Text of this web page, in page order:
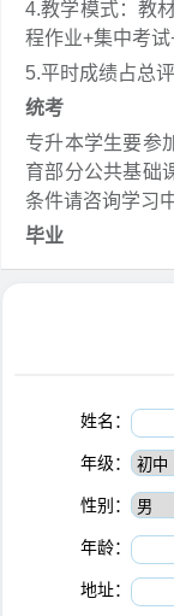
4.教学模式：教
程作业+集中考
5.平时成绩占总
统考
专升本学生要参
育部分公共基础
条件请咨询学习
毕业
姓名：
年级：
性别：
年龄：
地址：